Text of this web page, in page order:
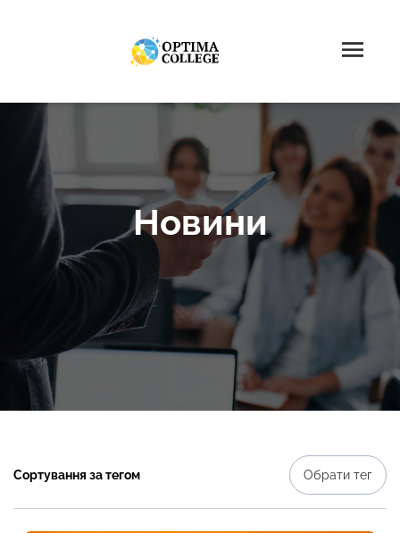
Новини
Сортування за тегом Обрати тег